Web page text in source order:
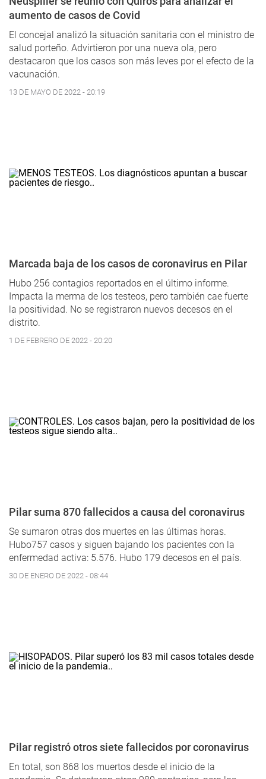
aumento de casos de Covid
El concejal analizó la situación sanitaria con el ministro de
salud porteño. Advirtieron por una nueva ola, pero
destacaron que los casos son más leves por el efecto de la
vacunación.
13 DE MAYO DE 2022 - 20:19
Marcada baja de los casos de coronavirus en Pilar
Hubo 256 contagios reportados en el último informe.
Impacta la merma de los testeos, pero también cae fuerte
la positividad. No se registraron nuevos decesos en el
distrito.
1 DE FEBRERO DE 2022 - 20:20
Pilar suma 870 fallecidos a causa del coronavirus
Se sumaron otras dos muertes en las últimas horas.
Hubo757 casos y siguen bajando los pacientes con la
enfermedad activa: 5.576. Hubo 179 decesos en el país.
30 DE ENERO DE 2022 - 08:44
Pilar registró otros siete fallecidos por coronavirus
En total, son 868 los muertos desde el inicio de la